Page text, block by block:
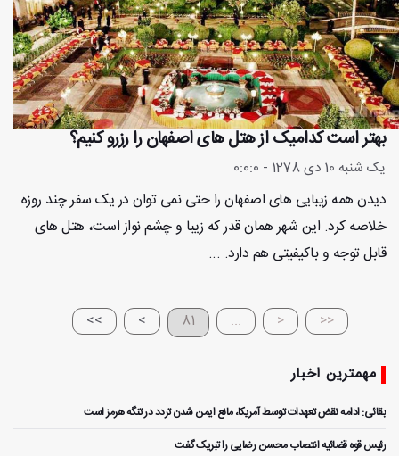
بهتر است کدامیک از هتل های اصفهان را رزرو کنیم؟
یک شنبه 10 دی 1278 - 0:0:0
دیدن همه زیبایی های اصفهان را حتی نمی توان در یک سفر چند روزه
خلاصه کرد. این شهر همان قدر که زیبا و چشم نواز است، هتل های
قابل توجه و باکیفیتی هم دارد. ...
<<
<
...
81
>
>>
مهمترین اخبار
بقائی: ادامه نقض‌ تعهدات توسط آمریکا، مانع ایمن شدن تردد در تنگه هرمز است
رئیس قوه قضائیه انتصاب محسن رضایی را تبریک گفت